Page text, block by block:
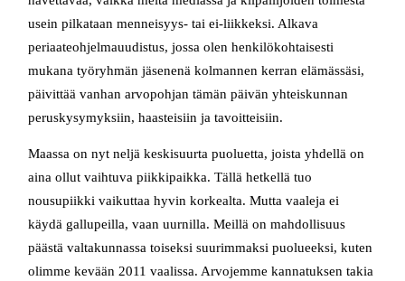
usein pilkataan menneisyys- tai ei-liikkeksi. Alkava
periaateohjelmauudistus, jossa olen henkilökohtaisesti
mukana työryhmän jäsenenä kolmannen kerran elämässäsi,
päivittää vanhan arvopohjan tämän päivän yhteiskunnan
peruskysymyksiin, haasteisiin ja tavoitteisiin.
Maassa on nyt neljä keskisuurta puoluetta, joista yhdellä on
aina ollut vaihtuva piikkipaikka. Tällä hetkellä tuo
nousupiikki vaikuttaa hyvin korkealta. Mutta vaaleja ei
käydä gallupeilla, vaan uurnilla. Meillä on mahdollisuus
päästä valtakunnassa toiseksi suurimmaksi puolueeksi, kuten
olimme kevään 2011 vaalissa. Arvojemme kannatuksen takia